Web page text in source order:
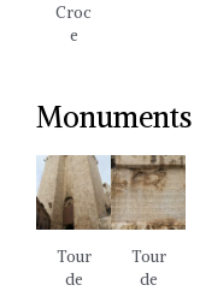
Croc
e
Monuments
Tour
de
Tour
de